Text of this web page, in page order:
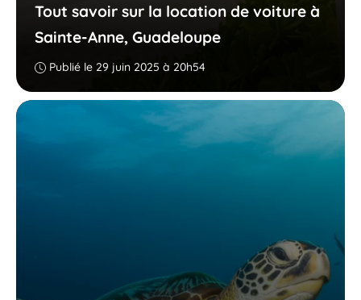
Tout savoir sur la location de voiture à
Sainte-Anne, Guadeloupe
Publié le 29 juin 2025 à 20h54